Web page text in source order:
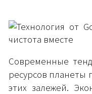
Современные
ресурсов планеты
этих залежей.